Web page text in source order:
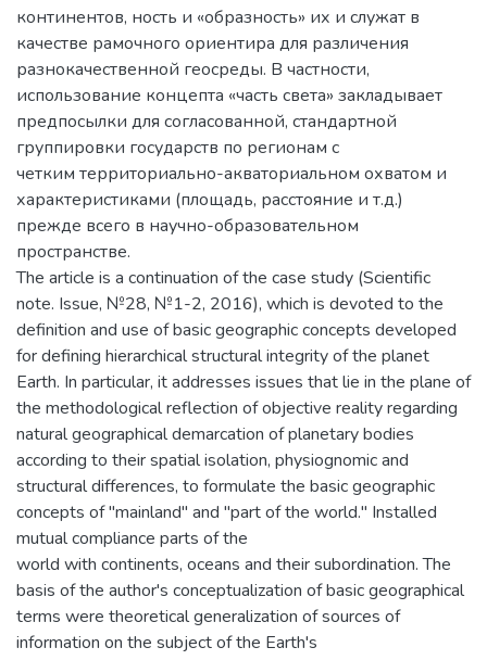
континентов, ность и «образность» их и служат в
качестве рамочного ориентира для различения
разнокачественной геосреды. В частности,
использование концепта «часть света» закладывает
предпосылки для согласованной, стандартной
группировки государств по регионам с
четким территориально-акваториальном охватом и
характеристиками (площадь, расстояние и т.д.)
прежде всего в научно-образовательном
пространстве.
The article is a continuation of the case study (Scientific
note. Issue, №28, №1-2, 2016), which is devoted to the
definition and use of basic geographic concepts developed
for defining hierarchical structural integrity of the planet
Earth. In particular, it addresses issues that lie in the plane of
the methodological reflection of objective reality regarding
natural geographical demarcation of planetary bodies
according to their spatial isolation, physiognomic and
structural differences, to formulate the basic geographic
concepts of "mainland" and "part of the world." Installed
mutual compliance parts of the
world with continents, oceans and their subordination. The
basis of the author's conceptualization of basic geographical
terms were theoretical generalization of sources of
information on the subject of the Earth's